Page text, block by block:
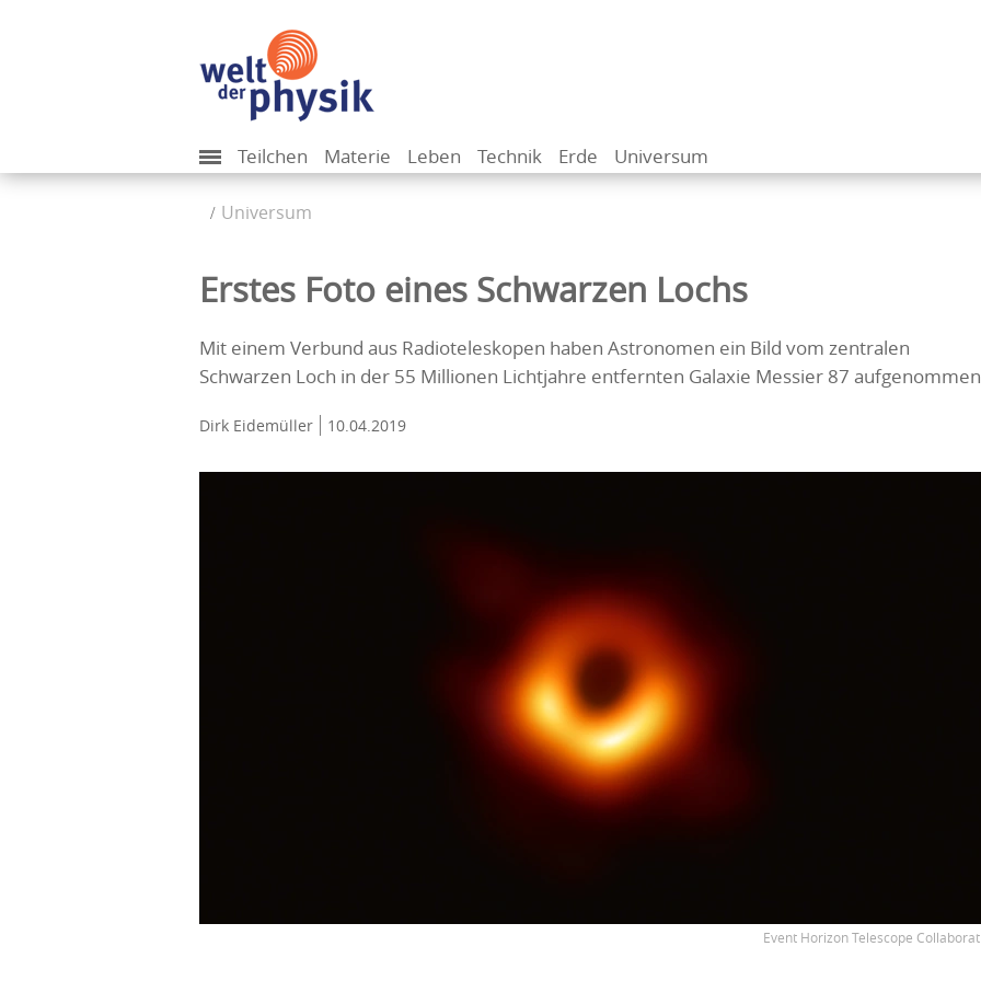
Teilchen Materie Leben Technik Erde Universum
Universum
Erstes Foto eines Schwarzen Lochs
Mit einem Verbund aus Radioteleskopen haben Astronomen ein Bild vom zentralen
Schwarzen Loch in der 55 Millionen Lichtjahre entfernten Galaxie Messier 87
Dirk Eidemüller 10.04.2019
Event Horizon Telescope